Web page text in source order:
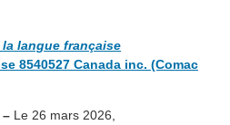
la langue française
8540527 Canada inc. (Comac
– Le 26 mars 2026,